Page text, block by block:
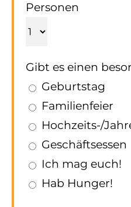
Personen
Gibt es einen
Geburtstag
Familienfeier
Hochzeits-/
Geschäftsessen
Ich mag euch!
Hab Hunger!